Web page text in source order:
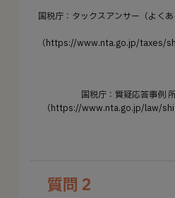
国税庁：タックスアンサー（よく
（https://www.nta.go.jp/taxes/
国税庁：質疑応答事例
（https://www.nta.go.jp/law/
質問 2